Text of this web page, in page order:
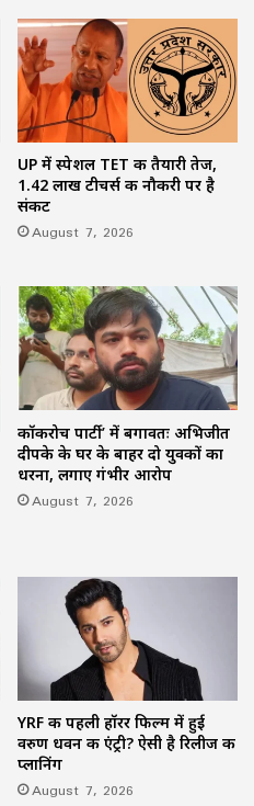
UP में स्पेशल TET की तैयारी तेज,
1.42 लाख टीचर्स की नौकरी पर है
संकट
August 7, 2026
कॉकरोच पार्टी’ में बगावतः अभिजीत
दीपके के घर के बाहर दो युवकों का
धरना, लगाए गंभीर आरोप
August 7, 2026
YRF की पहली हॉरर फिल्म में हुई
वरुण धवन की एंट्री? ऐसी है रिलीज की
प्लानिंग
August 7, 2026